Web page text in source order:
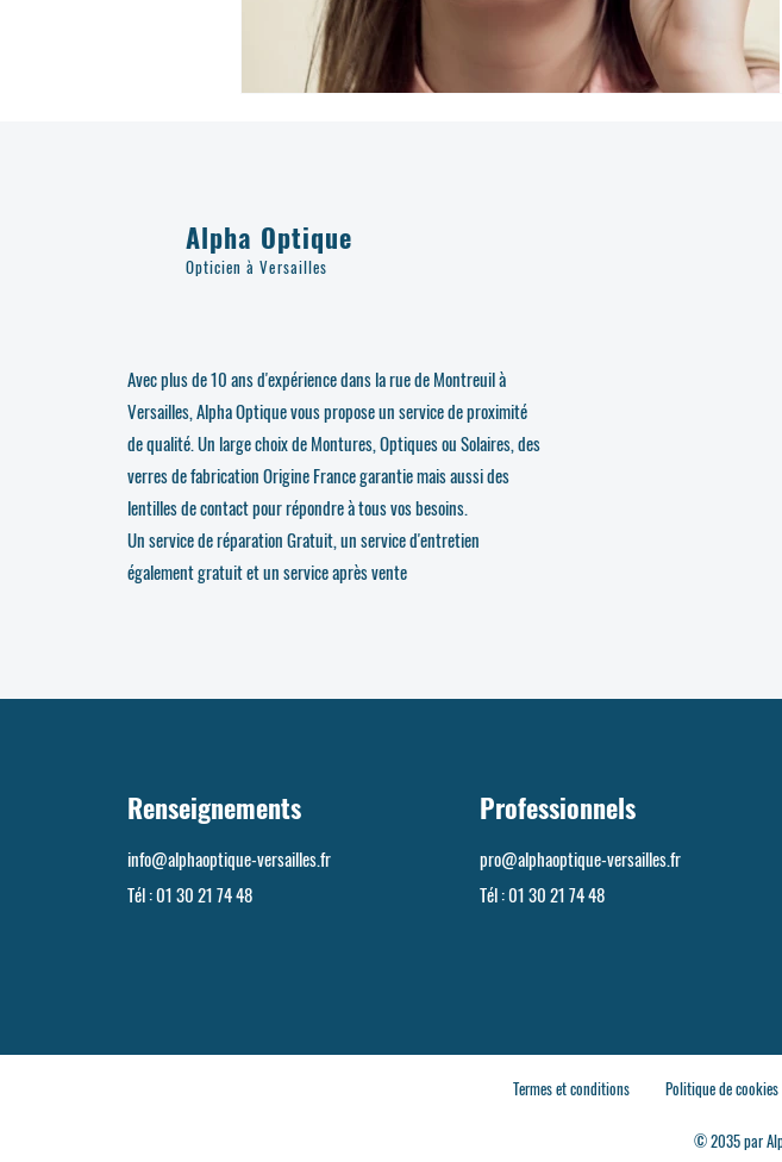
Alpha Optique
Opticien à Versailles
Avec plus de 10 ans d'expérience dans la rue de Montreuil à
Versailles, Alpha Optique vous propose un service de proximité
de qualité. Un large choix de Montures, Optiques ou Solaires, des
verres de fabrication Origine France garantie mais aussi des
lentilles de contact pour répondre à tous vos besoins.
Un service de réparation Gratuit, un service d'entretien
également gratuit et un service après vente
Renseignements
info@alphaoptique-versailles.fr
Tél :01 30 21 74 48
Professionnels
pro@alphaoptique-versailles.fr
Tél :01 30 21 74 48
Termes et conditions Politique de cookies
© 2035 par